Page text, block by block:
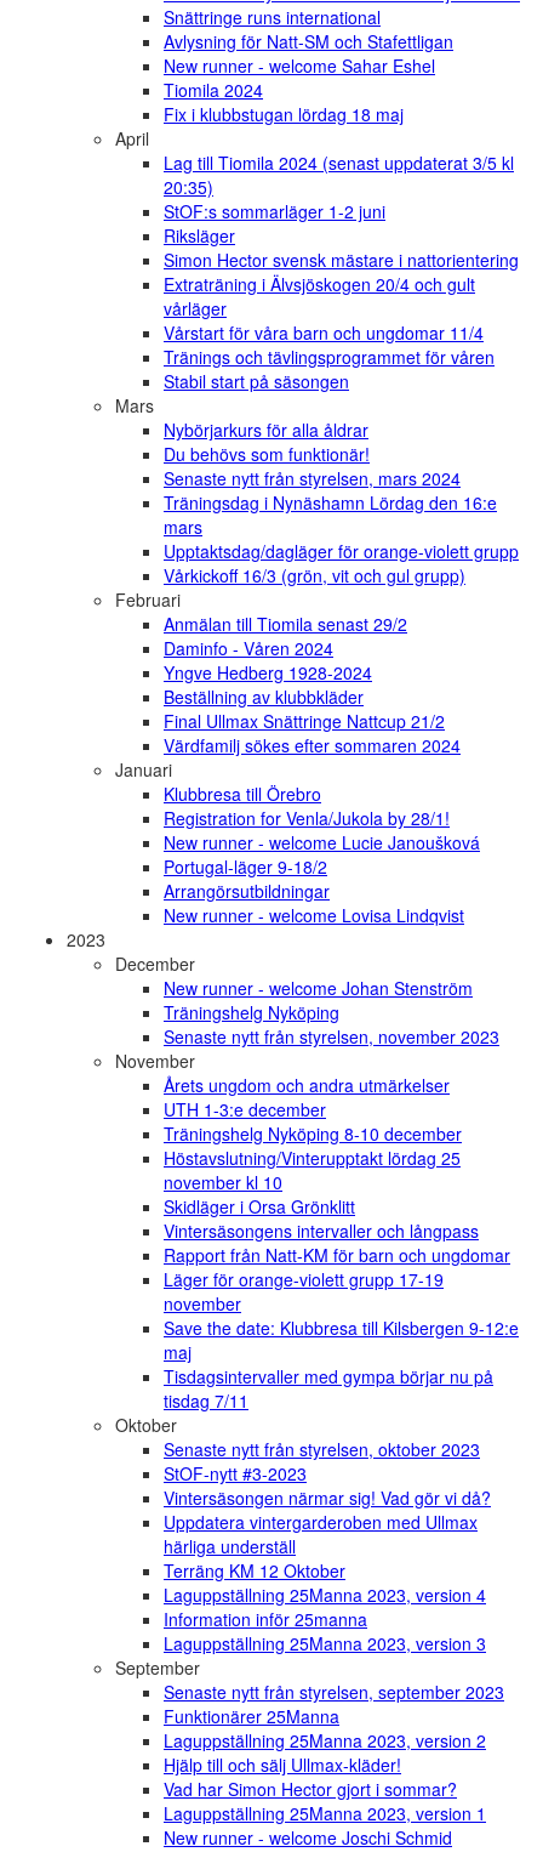
Snättringe runs international
Avlysning för Natt-SM och Stafettligan
New runner - welcome Sahar Eshel
Tiomila 2024
Fix i klubbstugan lördag 18 maj
April
Lag till Tiomila 2024 (senast uppdaterat 3/5 kl
20:35)
StOF:s sommarläger 1-2 juni
Riksläger
Simon Hector svensk mästare i nattorientering
Extraträning i Älvsjöskogen 20/4 och gult
vårläger
Vårstart för våra barn och ungdomar 11/4
Tränings och tävlingsprogrammet för våren
Stabil start på säsongen
Mars
Nybörjarkurs för alla åldrar
Du behövs som funktionär!
Senaste nytt från styrelsen, mars 2024
Träningsdag i Nynäshamn Lördag den 16:e
mars
Upptaktsdag/dagläger för orange-violett grupp
Vårkickoff 16/3 (grön, vit och gul grupp)
Februari
Anmälan till Tiomila senast 29/2
Daminfo - Våren 2024
Yngve Hedberg 1928-2024
Beställning av klubbkläder
Final Ullmax Snättringe Nattcup 21/2
Värdfamilj sökes efter sommaren 2024
Januari
Klubbresa till Örebro
Registration for Venla/Jukola by 28/1!
New runner - welcome Lucie Janoušková
Portugal-läger 9-18/2
Arrangörsutbildningar
New runner - welcome Lovisa Lindqvist
2023
December
New runner - welcome Johan Stenström
Träningshelg Nyköping
Senaste nytt från styrelsen, november 2023
November
Årets ungdom och andra utmärkelser
UTH 1-3:e december
Träningshelg Nyköping 8-10 december
Höstavslutning/Vinterupptakt lördag 25
november kl 10
Skidläger i Orsa Grönklitt
Vintersäsongens intervaller och långpass
Rapport från Natt-KM för barn och ungdomar
Läger för orange-violett grupp 17-19
november
Save the date: Klubbresa till Kilsbergen 9-12:e
maj
Tisdagsintervaller med gympa börjar nu på
tisdag 7/11
Oktober
Senaste nytt från styrelsen, oktober 2023
StOF-nytt #3-2023
Vintersäsongen närmar sig! Vad gör vi då?
Uppdatera vintergarderoben med Ullmax
härliga underställ
Terräng KM 12 Oktober
Laguppställning 25Manna 2023, version 4
Information inför 25manna
Laguppställning 25Manna 2023, version 3
September
Senaste nytt från styrelsen, september 2023
Funktionärer 25Manna
Laguppställning 25Manna 2023, version 2
Hjälp till och sälj Ullmax-kläder!
Vad har Simon Hector gjort i sommar?
Laguppställning 25Manna 2023, version 1
New runner - welcome Joschi Schmid